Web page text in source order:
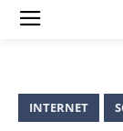
INTERNET